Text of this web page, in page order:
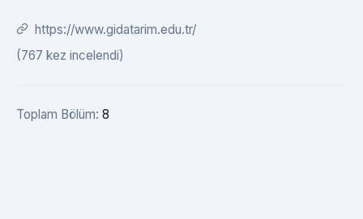
https://www.gidatarim.edu.tr/
(767 kez incelendi)
Toplam Bölüm: 8